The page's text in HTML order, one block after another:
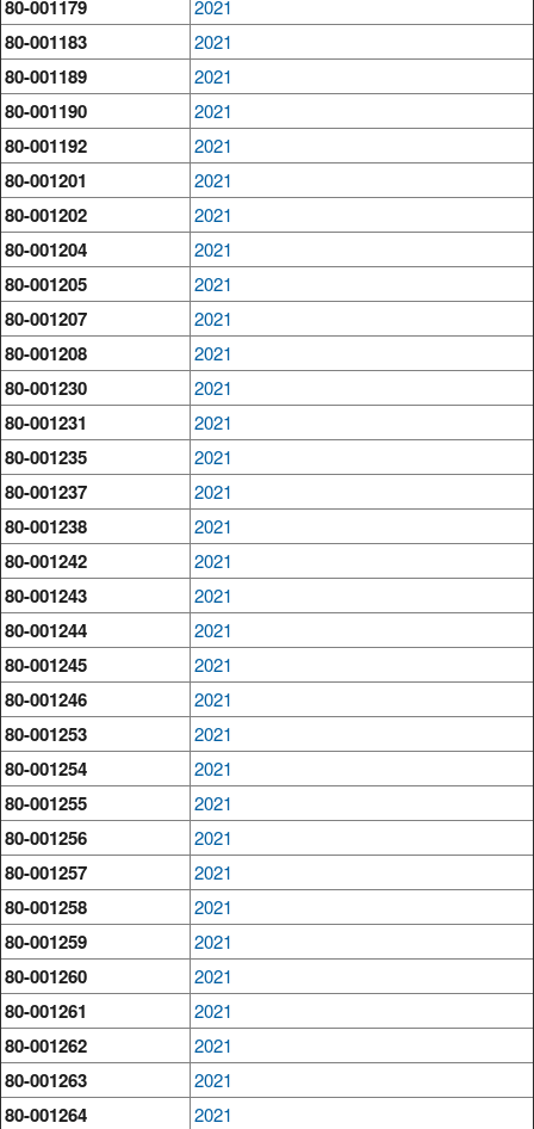
80-001179 2021
80-001183 2021
80-001189 2021
80-001190 2021
80-001192 2021
80-001201 2021
80-001202 2021
80-001204 2021
80-001205 2021
80-001207 2021
80-001208 2021
80-001230 2021
80-001231 2021
80-001235 2021
80-001237 2021
80-001238 2021
80-001242 2021
80-001243 2021
80-001244 2021
80-001245 2021
80-001246 2021
80-001253 2021
80-001254 2021
80-001255 2021
80-001256 2021
80-001257 2021
80-001258 2021
80-001259 2021
80-001260 2021
80-001261 2021
80-001262 2021
80-001263 2021
80-001264 2021